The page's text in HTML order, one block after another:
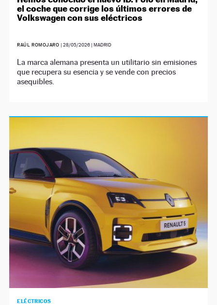
el coche que corrige los últimos errores de
Volkswagen con sus eléctricos
RAÚL ROMOJARO | 28/05/2026| MADRID
La marca alemana presenta un utilitario sin emisiones
que recupera su esencia y se vende con precios
asequibles.
ELÉCTRICOS